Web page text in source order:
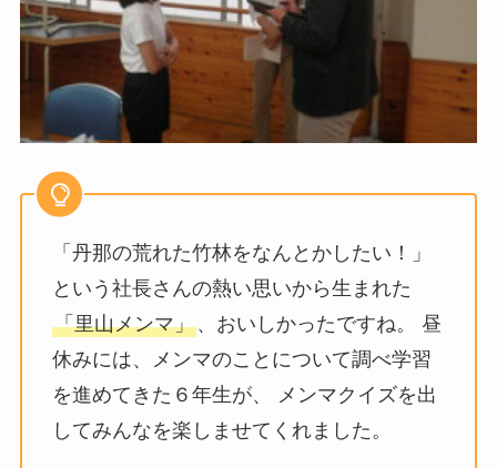
「丹那の荒れた竹林をなんとかしたい！」
という社長さんの熱い思いから生まれた
「里山メンマ」、おいしかったですね。 昼
休みには、メンマのことについて調べ学習
を進めてきた６年生が、 メンマクイズを出
してみんなを楽しませてくれました。